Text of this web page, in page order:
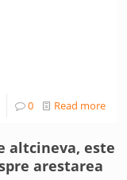
0 Read more
altcineva, este
arestarea